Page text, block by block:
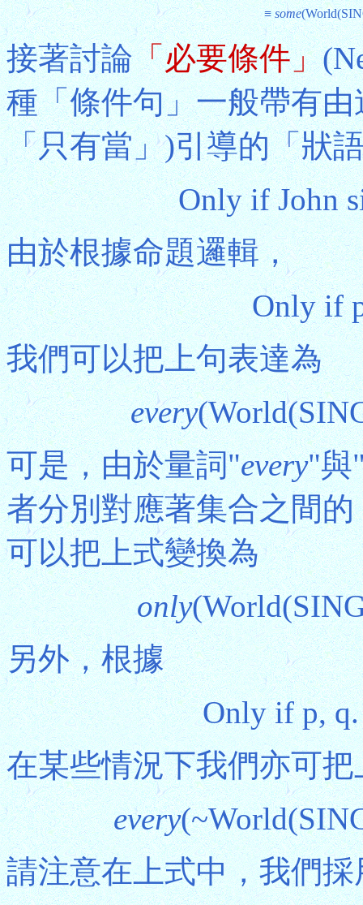
≡ some
接著討論「必要條件」
種「條件句」一般帶有
「只有當」)引導的「狀
Only if John
由於根據命題邏輯，
Only if
我們可以把上句表達為
every
可是，由於量詞"every"與
者分別對應著集合之間
可以把上式變換為
only
另外，根據
Only if p,
在某些情況下我們亦可
every
請注意在上式中，我們